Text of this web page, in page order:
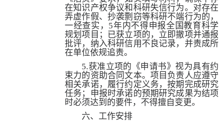
在知识产权争议和科研失信行为。对存在
弄虚作假、抄袭剽窃等科研不端行为的，
一经查实， 5年内不得申报全国教育科学
规划项目；已获立项的，立即撤项并通报
批评，纳入科研信用不良记录，并责成所
在单位依规追责。
5.获准立项的《申请书》视为具有约
束力的资助合同文本。项目负责人应遵守
相关承诺，履行约定义务，按期完成研究
任务；申报时承诺的预期研究成果为结项
时必须达到的要件，不得擅自变更。
六、工作安排